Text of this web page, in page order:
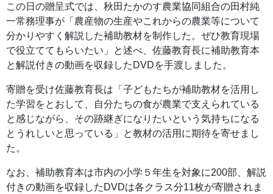
この日の贈呈式では、秋田たかのす農業協同組合の田村純
一常務理事が「農産物の生産やこれからの農業等について
分かりやすく解説した補助教材を制作した。ぜひ教育現場
で役立ててもらいたい」と述べ、佐藤教育長に補助教育本
と解説付きの動画を収録したDVDを手渡しました。
寄贈を受け佐藤教育長は「子どもたちが補助教材を活用し
た学習をとおして、自分たちの食が農業で支えられている
と感じながら、その跡継ぎになりたいという気持ちになる
とうれしいと思っている」と教材の活用に期待を寄せまし
た。
なお、補助教育本は市内の小学５年生を対象に200部、解説
付きの動画を収録したDVDは各クラス分11枚が寄贈されま